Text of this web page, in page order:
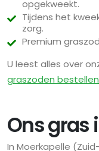
opgekweekt.
Tijdens het
zorg.
Premium
U leest alles over
graszoden bestellen
Ons gras
In Moerkapelle